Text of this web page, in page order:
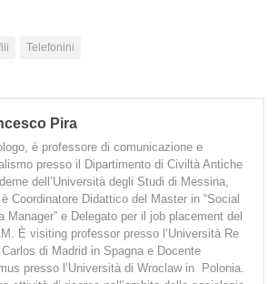
Telefonini
Pira
è professore di comunicazione e
presso il Dipartimento di Civiltà Antiche
dell’Università degli Studi di Messina,
Coordinatore Didattico del Master in “Social
Manager” e Delegato per il job placement del
È visiting professor presso l’Università Re
di Madrid in Spagna e Docente
presso l’Università di Wroclaw in Polonia.